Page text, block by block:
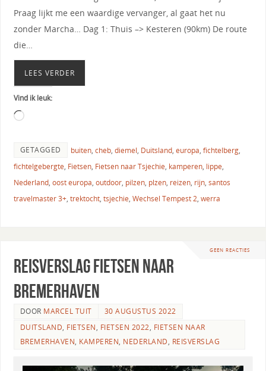
Praag lijkt me een waardige vervanger, al gaat het nu
zonder Marcha… Dag 1: Thuis –> Kesteren (90km) De route
die…
LEES VERDER
Vind ik leuk:
GETAGGED buiten, cheb, diemel, Duitsland, europa, fichtelberg,
fichtelgebergte, Fietsen, Fietsen naar Tsjechie, kamperen, lippe,
Nederland, oost europa, outdoor, pilzen, plzen, reizen, rijn, santos
travelmaster 3+, trektocht, tsjechie, Wechsel Tempest 2, werra
GEEN REACTIES
Reisverslag fietsen naar
Bremerhaven
DOOR MARCEL TUIT
30 AUGUSTUS 2022
DUITSLAND, FIETSEN, FIETSEN 2022, FIETSEN NAAR
BREMERHAVEN, KAMPEREN, NEDERLAND, REISVERSLAG